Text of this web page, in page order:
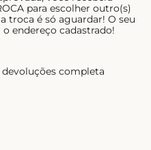
para escolher outro(s)
troca é só aguardar! O seu
endereço cadastrado!
completa